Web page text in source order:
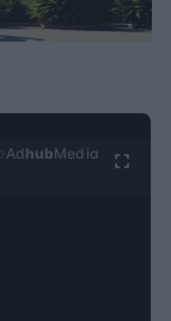
Ad hubMedia